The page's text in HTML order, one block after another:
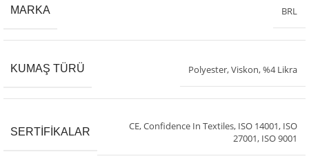
MARKA BRL
KUMAŞ TÜRÜ Polyester, Viskon, %4 Likra
SERTIFIKALAR CE,Confidence In Textiles, ISO 14001, ISO
27001, ISO 9001